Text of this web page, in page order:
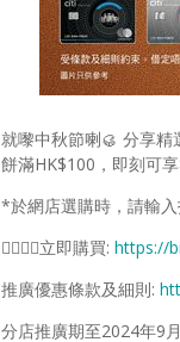
就嚟中秋節喇🥮 分享
餅滿HK$100，即刻可
*於網店選購時，請輸
💁‍♀️💁‍♂️立即購買: https://
推廣優惠條款及細則:
分店推廣期至2024年9